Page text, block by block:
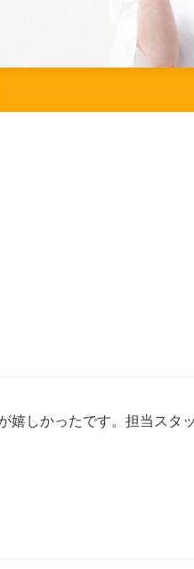
しかったです。担当スタ